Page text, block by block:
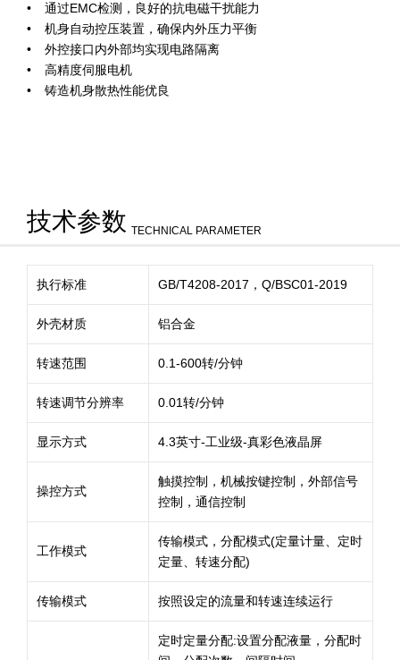
通过EMC检测，良好的抗电磁干扰能力
机身自动控压装置，确保内外压力平衡
外控接口内外部均实现电路隔离
高精度伺服电机
铸造机身散热性能优良
技术参数 TECHNICAL PARAMETER
执行标准 GB/T4208-2017，Q/BSC01-2019
外壳材质 铝合金
转速范围 0.1-600转/分钟
转速调节分辨率 0.01转/分钟
显示方式 4.3英寸-工业级-真彩色液晶屏
操控方式
触摸控制，机械按键控制，外部信号
控制，通信控制
工作模式
传输模式，分配模式(定量计量、定时
定量、转速分配)
传输模式 按照设定的流量和转速连续运行
定时定量分配:设置分配液量，分配时